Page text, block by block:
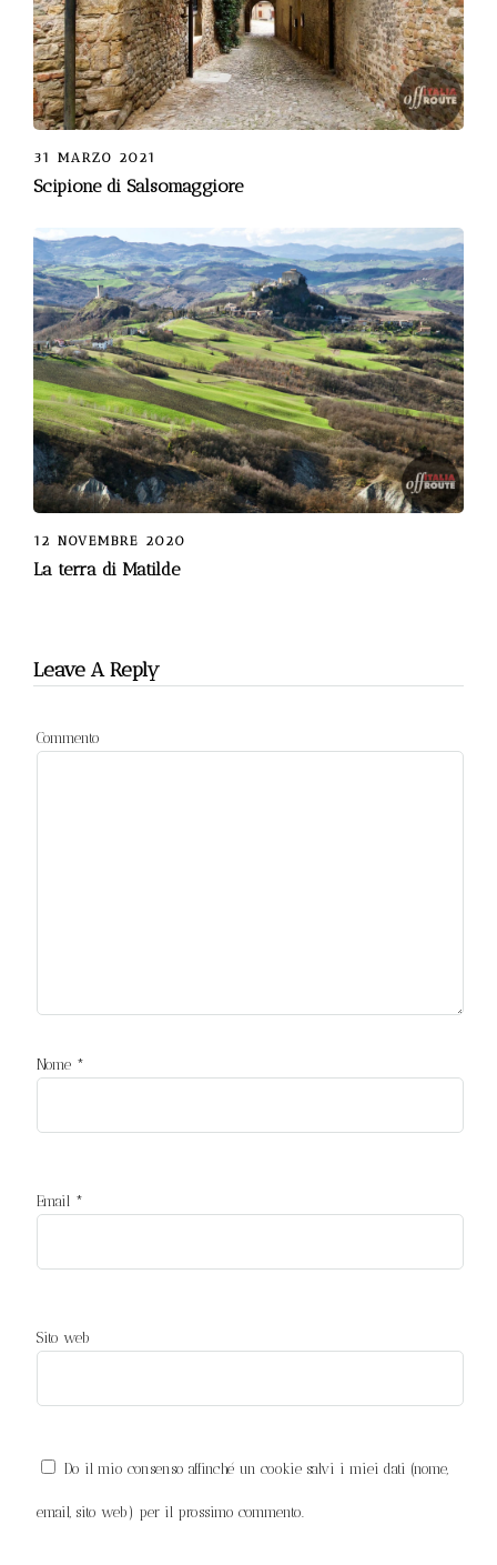
31 MARZO 2021
Scipione di Salsomaggiore
12 NOVEMBRE 2020
La terra di Matilde
Leave A Reply
Commento
Nome *
Email *
Sito web
Do il mio consenso affinché un cookie salvi i miei dati (nome,
email, sito web) per il prossimo commento.